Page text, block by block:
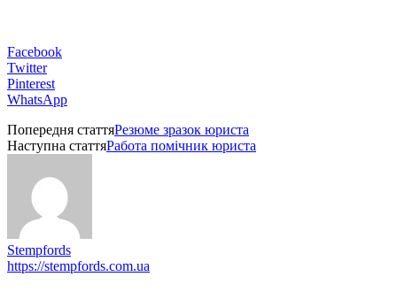
Facebook
Twitter
Pinterest
WhatsApp
Попередня статтяРезюме зразок юриста
Наступна статтяРабота помічник юриста
Stempfords
https://stempfords.com.ua